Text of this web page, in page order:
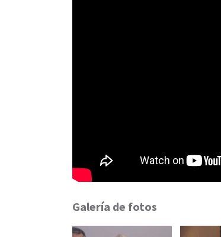
Galería de fotos